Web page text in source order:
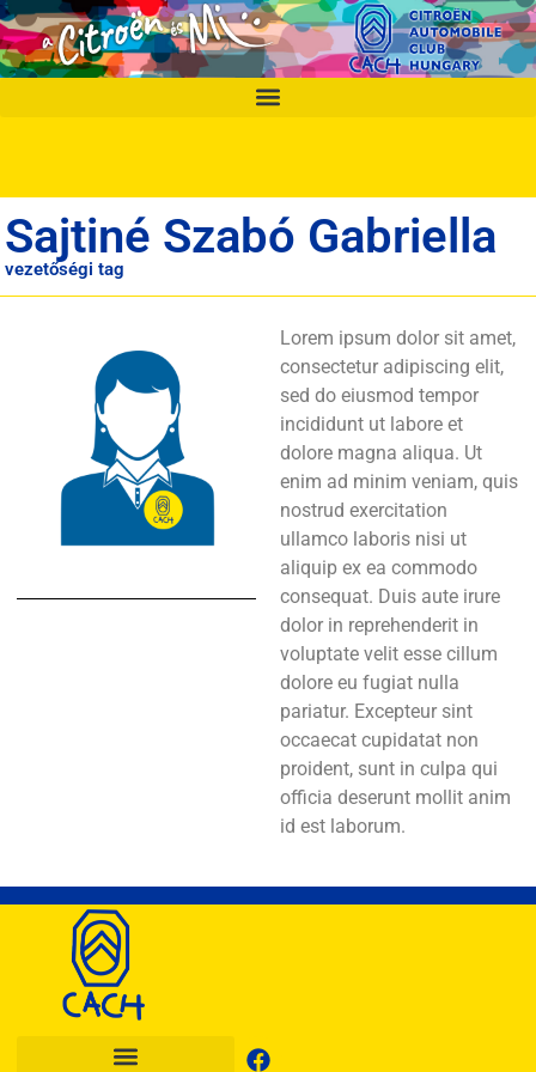
Sajtiné Szabó Gabriella
vezetőségi tag
Lorem ipsum dolor sit amet,
consectetur adipiscing elit,
sed do eiusmod tempor
incididunt ut labore et
dolore magna aliqua. Ut
enim ad minim veniam, quis
nostrud exercitation
ullamco laboris nisi ut
aliquip ex ea commodo
consequat. Duis aute irure
dolor in reprehenderit in
voluptate velit esse cillum
dolore eu fugiat nulla
pariatur. Excepteur sint
occaecat cupidatat non
proident, sunt in culpa qui
officia deserunt mollit anim
id est laborum.